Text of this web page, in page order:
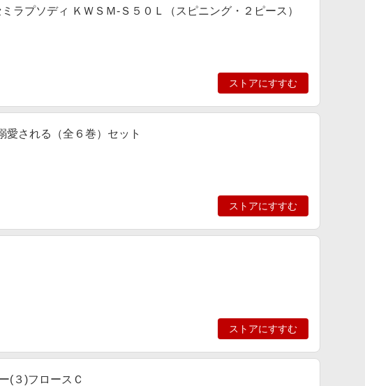
ラプソディ ＫＷＳＭ-Ｓ５０Ｌ（スピニング・２ピース）
ストアにすすむ
愛される（全６巻）セット
ストアにすすむ
ストアにすすむ
(３)フロースＣ